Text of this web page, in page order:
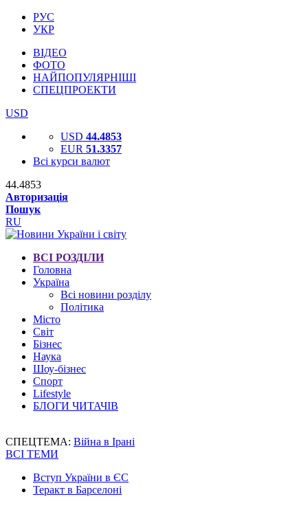
РУС
УКР
ВІДЕО
ФОТО
НАЙПОПУЛЯРНІШІ
СПЕЦПРОЕКТИ
USD
USD 44.4853
EUR 51.3357
Всі курси валют
44.4853
Авторизація
Пошук
RU
ВСІ РОЗДІЛИ
Головна
Україна
Всі новини розділу
Політика
Місто
Світ
Бізнес
Наука
Шоу-бізнес
Спорт
Lifestyle
БЛОГИ ЧИТАЧІВ
СПЕЦТЕМА: Війна в Ірані
ВСІ ТЕМИ
Вступ України в ЄС
Теракт в Барселоні